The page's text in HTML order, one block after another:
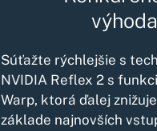
výhoda
Súťažte rýchlejšie s
NVIDIA Reflex 2 s
Warp, ktorá ďalej
základe najnovších